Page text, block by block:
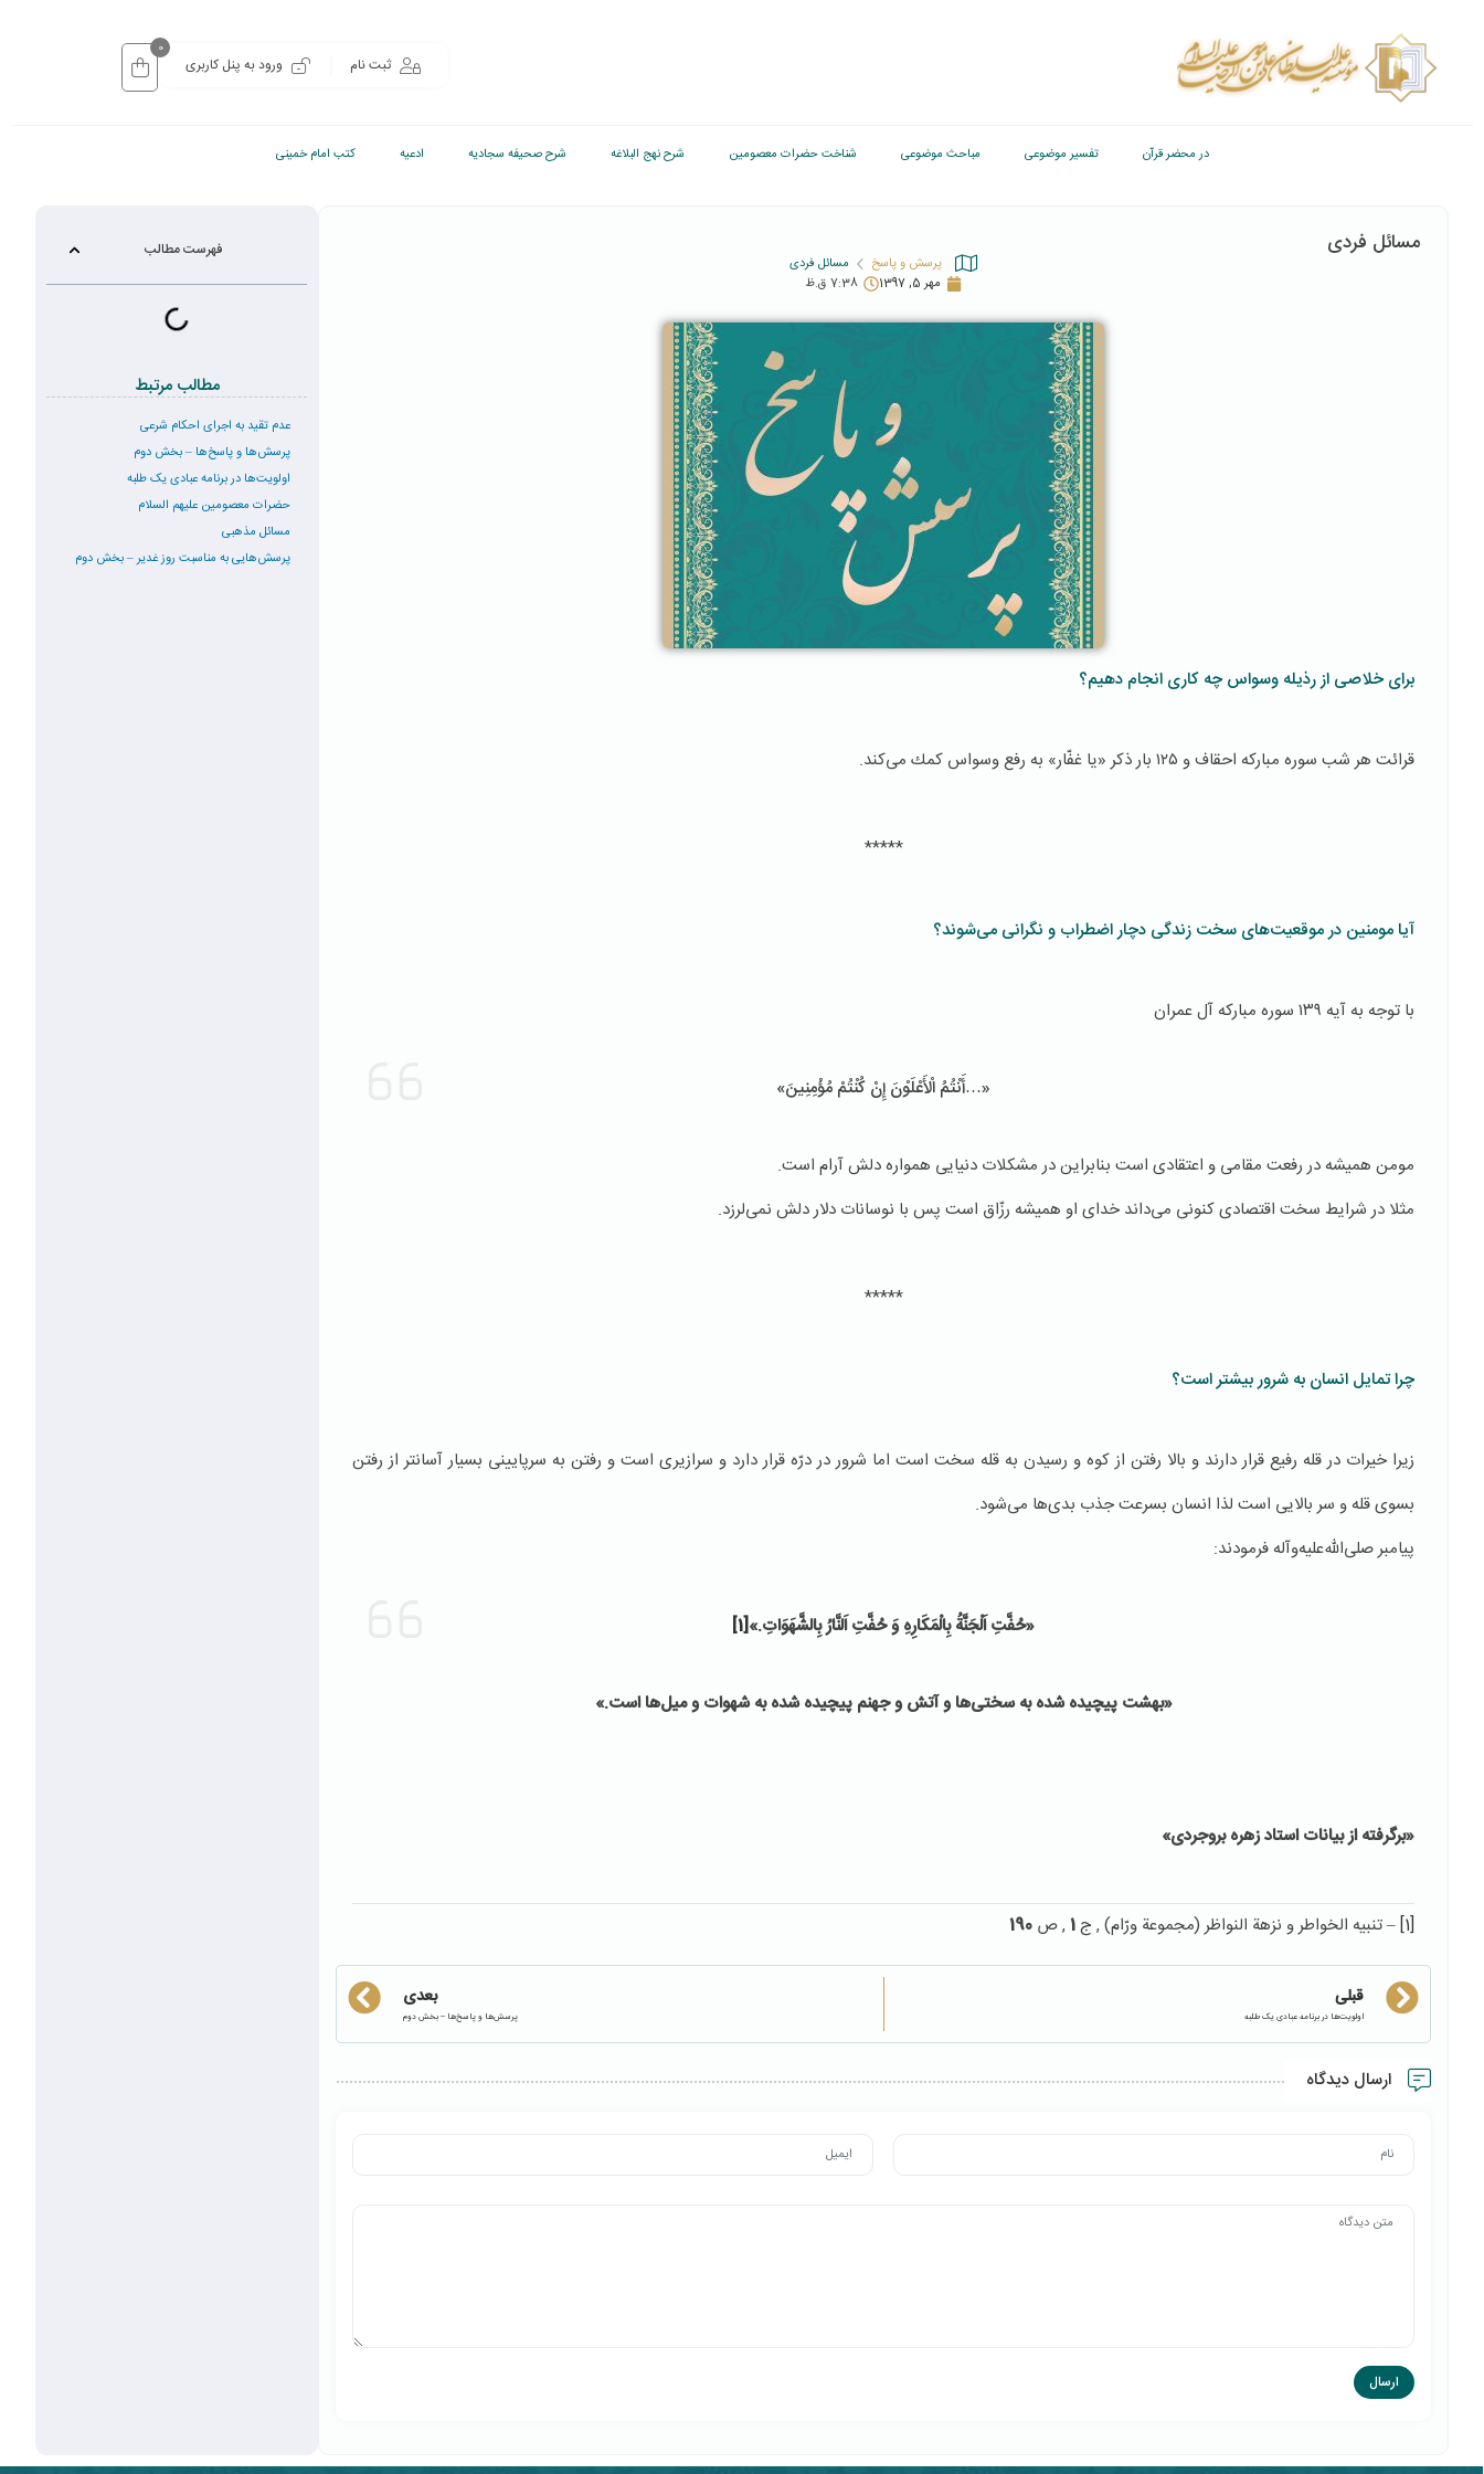
ثبت نام ورود به پنل کاربری
0
در محضر قرآن تفسیر موضوعی مباحث موضوعی شناخت حضرات معصومین شرح نهج البلاغه شرح صحیفه سجادیه ادعیه کتب امام خمینی
مسائل فردی
پرسش و پاسخ
مسائل فردی
مهر 5, 1397
7:38 ق.ظ
برای خلاصی از رذیله وسواس چه كاری انجام دهیم؟
قرائت هر شب سوره مباركه احقاف و ١٢٥ بار ذكر «یا غفّار» به رفع وسواس كمك می‌كند.
*****
آیا مومنین در موقعیت‌های سخت زندگی دچار اضطراب و نگرانی می‌شوند؟
با توجه به آیه ۱۳۹ سوره مبارکه آل عمران
«…أَنْتُمُ الْأَعْلَوْنَ إِنْ كُنْتُمْ مُؤْمِنِينَ»
مومن همیشه در رفعت مقامی و اعتقادی است بنابراین در مشکلات دنیایی همواره دلش آرام است.
مثلا در شرایط سخت اقتصادی کنونی می‌داند خدای او همیشه رزّاق است پس با نوسانات دلار دلش نمی‌لرزد.
*****
چرا تمایل انسان به شرور بیشتر است؟
زیرا خیرات در قله رفیع قرار دارند و بالا رفتن از كوه و رسیدن به قله سخت است اما شرور در درّه قرار دارد و سرازیری است و رفتن به سرپایینی بسیار آسانتر از رفتن
بسوی قله و سر بالایی است لذا انسان بسرعت جذب بدی‌ها می‌شود.
پیامبر صلی‌الله‌علیه‌وآله فرمودند:
«حُفَّتِ اَلْجَنَّةُ بِالْمَكَارِهِ وَ حُفَّتِ اَلنَّارُ بِالشَّهَوَاتِ.
»
[1]
«بهشت پیچیده شده به سختی‌ها و آتش و جهنم پیچیده شده به شهوات و میل‌ها است.»
«برگرفته از بیانات استاد زهره بروجردی»
[1] – تنبيه الخواطر و نزهة النواظر (مجموعة ورّام) , ج1 , ص 190
قبلی
اولویت‌ها در برنامه عبادی یک طلبه
بعدی
پرسش‌‌ها و پاسخ‌ها – بخش دوم
ارسال دیدگاه
فهرست مطالب
مطالب مرتبط
عدم تقید به اجرای احکام شرعی
پرسش‌‌ها و پاسخ‌ها – بخش دوم
اولویت‌ها در برنامه عبادی یک طلبه
حضرات معصومین علیهم السلام
مسائل مذهبی
پرسش‌هایی به مناسبت روز غدیر – بخش دوم